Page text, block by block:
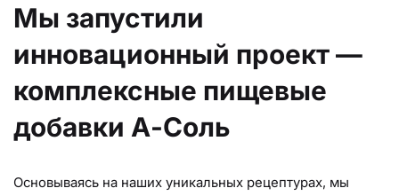
Мы запустили
инновационный проект —
комплексные пищевые
добавки А-Соль
Основываясь на наших уникальных рецептурах, мы